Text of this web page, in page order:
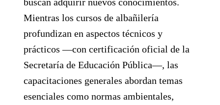
Mientras los cursos de albañilería
profundizan en aspectos técnicos y
prácticos ―con certificación oficial de la
Secretaría de Educación Pública―, las
capacitaciones generales abordan temas
esenciales como normas ambientales,